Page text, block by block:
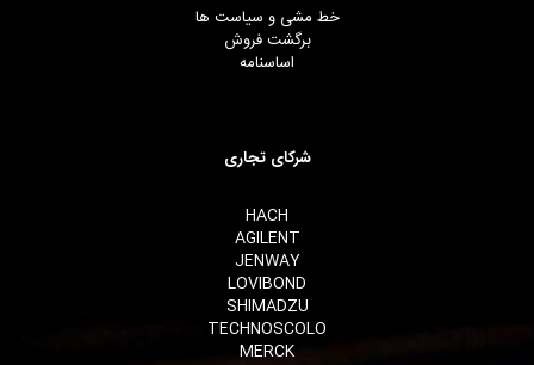
خط مشی و سیاست ها
برگشت فروش
اساسنامه
شرکای تجاری
HACH
AGILENT
JENWAY
LOVIBOND
SHIMADZU
TECHNOSCOLO
MERCK